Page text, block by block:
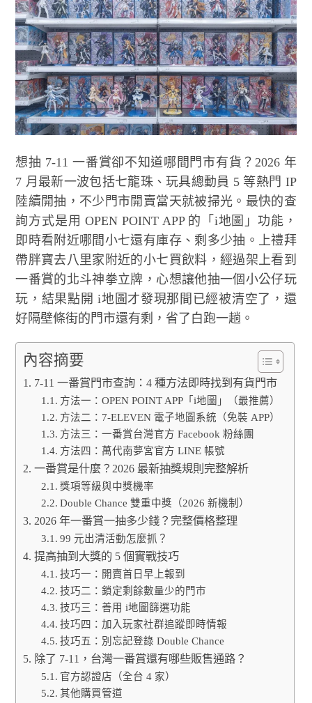
想抽 7-11 一番賞卻不知道哪間門市有貨？2026 年
7 月最新一波包括七龍珠、玩具總動員 5 等熱門 IP
陸續開抽，不少門市開賣當天就被掃光。最快的查
詢方式是用 OPEN POINT APP 的「i地圖」功能，
即時看附近哪間小七還有庫存、剩多少抽。上禮拜
帶胖寶去八里家附近的小七買飲料，經過架上看到
一番賞的北斗神拳立牌，心想讓他抽一個小公仔玩
玩，結果點開 i地圖才發現那間已經被清空了，還
好隔壁條街的門市還有剩，省了白跑一趟。
內容摘要
7-11 一番賞門市查詢：4 種方法即時找到有貨門市
方法一：OPEN POINT APP「i地圖」（最推薦）
方法二：7-ELEVEN 電子地圖系統（免裝 APP）
方法三：一番賞台灣官方 Facebook 粉絲團
方法四：萬代南夢宮官方 LINE 帳號
一番賞是什麼？2026 最新抽獎規則完整解析
獎項等級與中獎機率
Double Chance 雙重中獎（2026 新機制）
2026 年一番賞一抽多少錢？完整價格整理
99 元出清活動怎麼抓？
提高抽到大獎的 5 個實戰技巧
技巧一：開賣首日早上報到
技巧二：鎖定剩餘數量少的門市
技巧三：善用 i地圖篩選功能
技巧四：加入玩家社群追蹤即時情報
技巧五：別忘記登錄 Double Chance
除了 7-11，台灣一番賞還有哪些販售通路？
官方認證店（全台 4 家）
其他購買管道